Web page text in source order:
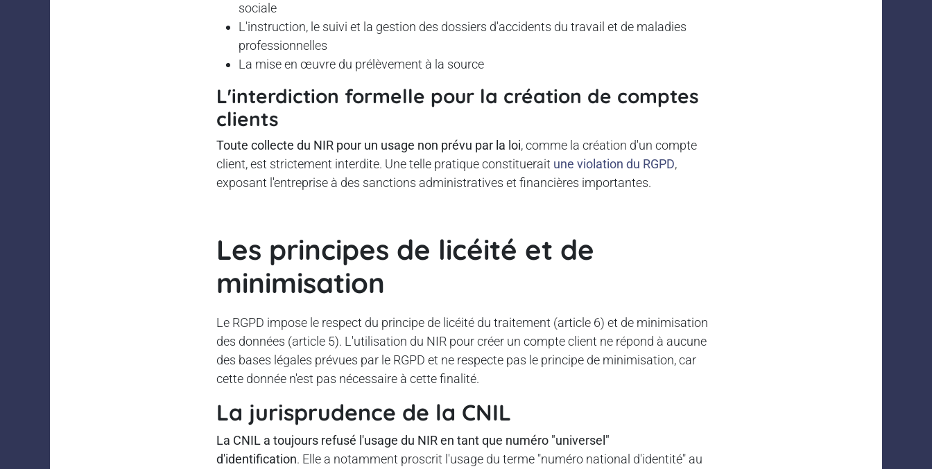
sociale
L'instruction, le suivi et la gestion des dossiers d'accidents du travail et de maladies
professionnelles
La mise en œuvre du prélèvement à la source
L'interdiction formelle pour la création de comptes
clients
Toute collecte du NIR pour un usage non prévu par la loi, comme la création d'un compte
client, est strictement interdite. Une telle pratique constituerait une violation du RGPD,
exposant l'entreprise à des sanctions administratives et financières importantes.
Les principes de licéité et de
minimisation
Le RGPD impose le respect du principe de licéité du traitement (article 6) et de minimisation
des données (article 5). L'utilisation du NIR pour créer un compte client ne répond à aucune
des bases légales prévues par le RGPD et ne respecte pas le principe de minimisation, car
cette donnée n'est pas nécessaire à cette finalité.
La jurisprudence de la CNIL
La CNIL a toujours refusé l'usage du NIR en tant que numéro "universel"
d'identification. Elle a notamment proscrit l'usage du terme "numéro national d'identité" au